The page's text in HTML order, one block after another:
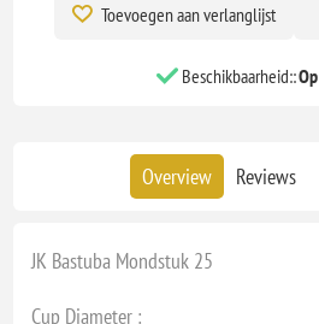
Toevoegen aan verlanglijst
Beschikbaarheid::
Overview Reviews
JK Bastuba Mondstuk 25
Cup Diameter :